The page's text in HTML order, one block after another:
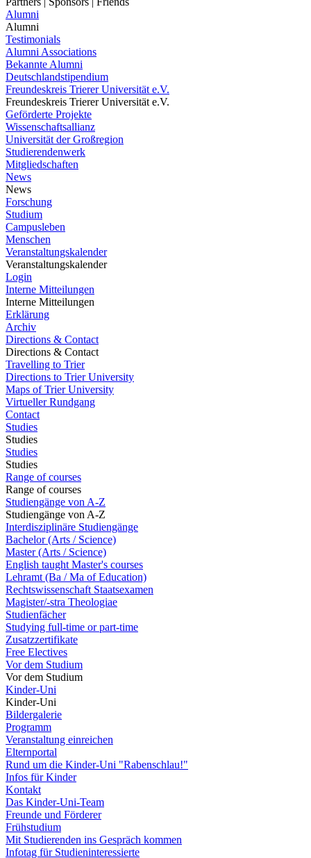
Alumni
Alumni
Testimonials
Alumni Associations
Bekannte Alumni
Deutschlandstipendium
Freundeskreis Trierer Universität e.V.
Freundeskreis Trierer Universität e.V.
Geförderte Projekte
Wissenschaftsallianz
Universität der Großregion
Studierendenwerk
Mitgliedschaften
News
News
Forschung
Studium
Campusleben
Menschen
Veranstaltungskalender
Veranstaltungskalender
Login
Interne Mitteilungen
Interne Mitteilungen
Erklärung
Archiv
Directions & Contact
Directions & Contact
Travelling to Trier
Directions to Trier University
Maps of Trier University
Virtueller Rundgang
Contact
Studies
Studies
Studies
Studies
Range of courses
Range of courses
Studiengänge von A-Z
Studiengänge von A-Z
Interdisziplinäre Studiengänge
Bachelor (Arts / Science)
Master (Arts / Science)
English taught Master's courses
Lehramt (Ba / Ma of Education)
Rechtswissenschaft Staatsexamen
Magister/-stra Theologiae
Studienfächer
Studying full-time or part-time
Zusatzzertifikate
Free Electives
Vor dem Studium
Vor dem Studium
Kinder-Uni
Kinder-Uni
Bildergalerie
Programm
Veranstaltung einreichen
Elternportal
Rund um die Kinder-Uni "Rabenschlau!"
Infos für Kinder
Kontakt
Das Kinder-Uni-Team
Freunde und Förderer
Frühstudium
Mit Studierenden ins Gespräch kommen
Infotag für Studieninteressierte